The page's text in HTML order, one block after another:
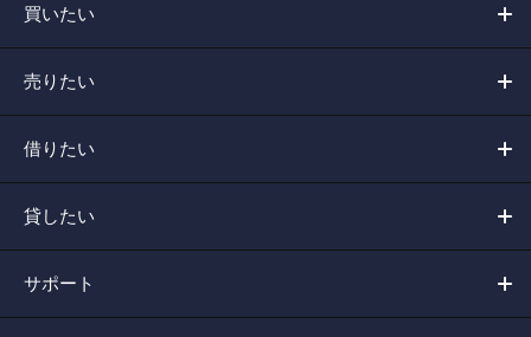
買いたい
売りたい
借りたい
貸したい
サポート